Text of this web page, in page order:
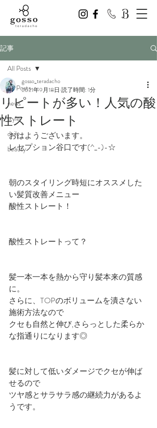
記事
All Posts
news
style
daily
beauty
All Posts
リピートが多い！人気の酸
性ストレート
gosso_teradacho
2021年9月18日 読了時間: 1分
おはようございます。
レセプション谷口です(^_-)-☆
朝のスタイリング時短にオススメした
い髪質改善メニュー
酸性ストレート！
酸性ストレートって？
髪一本一本を熱から守り髪本来の質感
に。
さらに、TOPのボリュームを潰さない
施術方法なので
クセも自然と伸び,さらっとした柔らか
な指通りになります◎
髪に対して低いダメージでクセが伸ば
せるので
ツヤ感とサラサラ感の継続力があるよ
うです。